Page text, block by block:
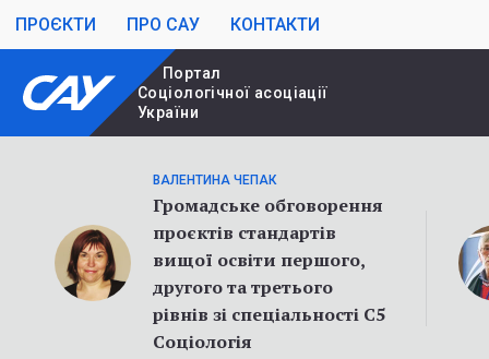
ПРОЄКТИ ПРО САУ КОНТАКТИ
Портал
Cоціологічної асоціації
України
ВАЛЕНТИНА ЧЕПАК
Громадське обговорення
проєктів стандартів
вищої освіти першого,
другого та третього
рівнів зі спеціальності С5
Соціологія